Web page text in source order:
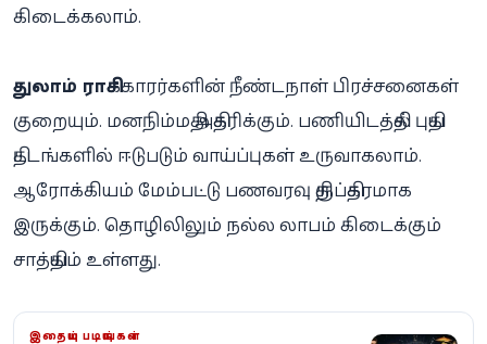
கிடைக்கலாம்.
துலாம் ராசிக்காரர்களின் நீண்டநாள் பிரச்சனைகள்
குறையும். மனநிம்மதி அதிகரிக்கும். பணியிடத்தில் புதிய
திட்டங்களில் ஈடுபடும் வாய்ப்புகள் உருவாகலாம்.
ஆரோக்கியம் மேம்பட்டு பணவரவு திருப்திகரமாக
இருக்கும். தொழிலிலும் நல்ல லாபம் கிடைக்கும்
சாத்தியம் உள்ளது.
இதையும் படியுங்கள்